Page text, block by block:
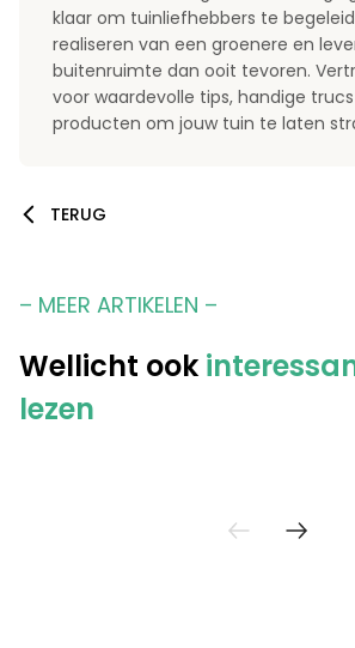
klaar om tuinliefhebbers te
realiseren van een groenere en
buitenruimte dan ooit tevoren.
voor waardevolle tips, handige
producten om jouw tuin te laten
TERUG
– MEER ARTIKELEN –
Wellicht ook
lezen